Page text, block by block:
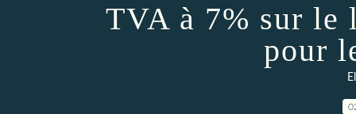
TVA à 7% sur le
pour